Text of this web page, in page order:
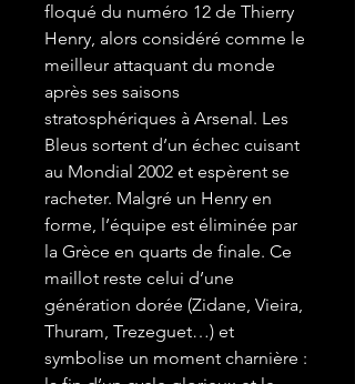
floqué du numéro 12 de Thierry
Henry, alors considéré comme le
meilleur attaquant du monde
après ses saisons
stratosphériques à Arsenal. Les
Bleus sortent d’un échec cuisant
au Mondial 2002 et espèrent se
racheter. Malgré un Henry en
forme, l’équipe est éliminée par
la Grèce en quarts de finale. Ce
maillot reste celui d’une
génération dorée (Zidane, Vieira,
Thuram, Trezeguet…) et
symbolise un moment charnière :